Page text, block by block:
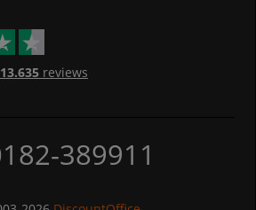
13.635reviews
389911